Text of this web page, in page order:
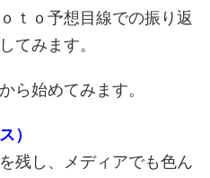
ｔｏ予想目線での振り返
てみます。
ら始めてみます。
）
残し、メディアでも色ん